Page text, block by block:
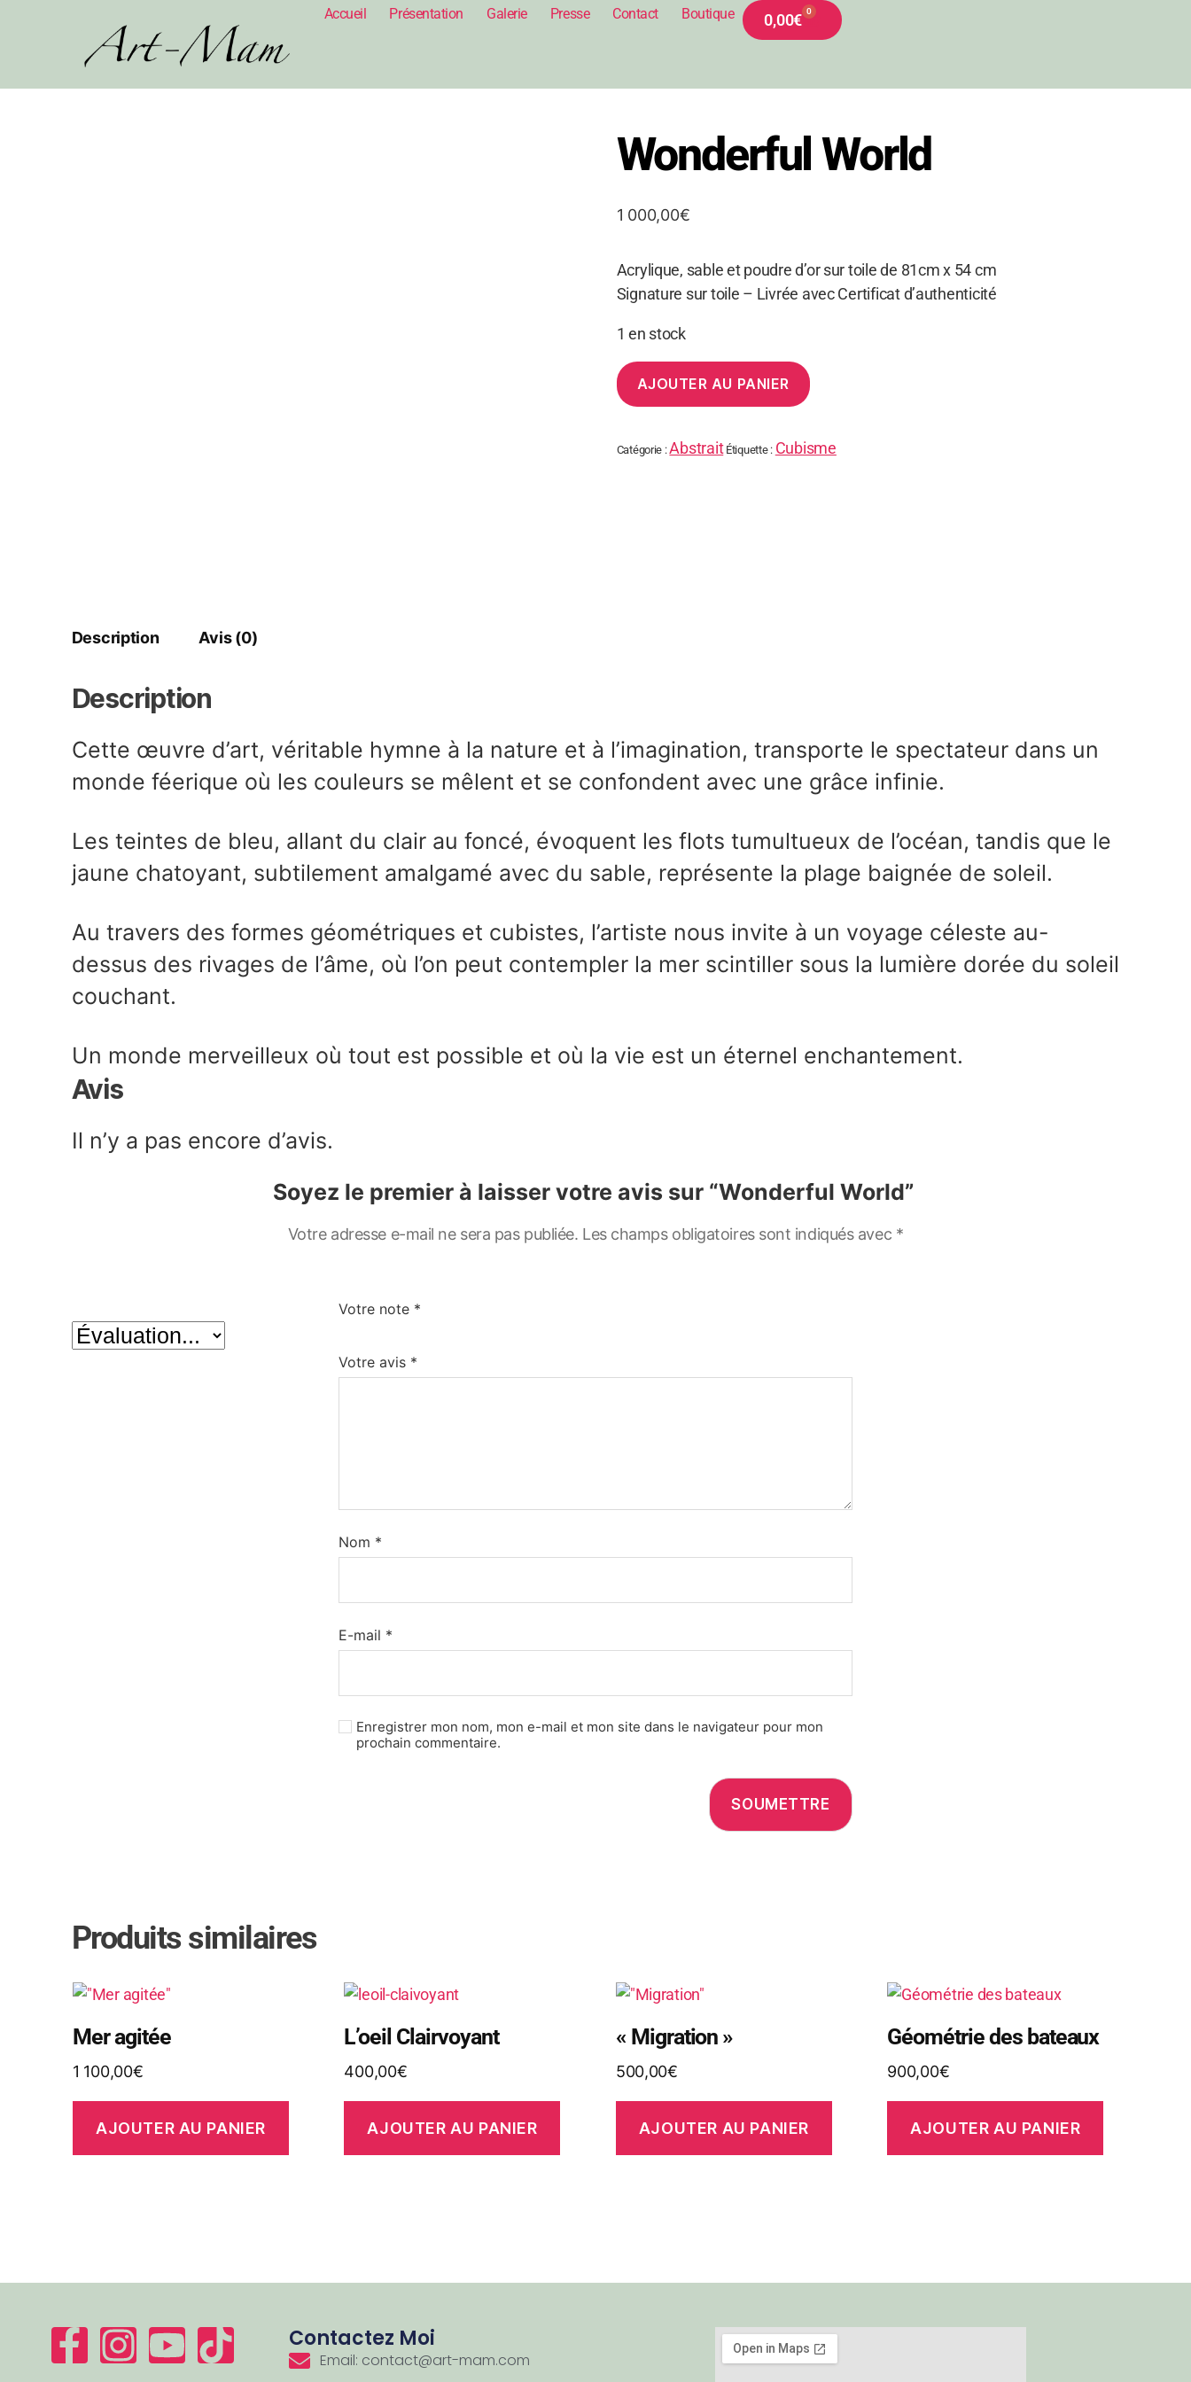
Accueil Présentation Galerie Presse Contact Boutique 0,00€ 0
Wonderful World
1 000,00€
Acrylique, sable et poudre d’or sur toile de 81cm x 54 cm
Signature sur toile – Livrée avec Certificat d’authenticité
1 en stock
AJOUTER AU PANIER
Catégorie :Abstrait Étiquette : Cubisme
Description Avis (0)
Description
Cette œuvre d’art, véritable hymne à la nature et à l’imagination, transporte le spectateur dans un
monde féerique où les couleurs se mêlent et se confondent avec une grâce infinie.
Les teintes de bleu, allant du clair au foncé, évoquent les flots tumultueux de l’océan, tandis que le
jaune chatoyant, subtilement amalgamé avec du sable, représente la plage baignée de soleil.
Au travers des formes géométriques et cubistes, l’artiste nous invite à un voyage céleste au-
dessus des rivages de l’âme, où l’on peut contempler la mer scintiller sous la lumière dorée du soleil
couchant.
Un monde merveilleux où tout est possible et où la vie est un éternel enchantement.
Avis
Il n’y a pas encore d’avis.
Soyez le premier à laisser votre avis sur “Wonderful World”
Votre adresse e-mail ne sera pas publiée. Les champs obligatoires sont indiqués avec *
Votre note *
Votre avis *
Nom *
E-mail *
Enregistrer mon nom, mon e-mail et mon site dans le navigateur pour mon
prochain commentaire.
Produits similaires
Mer agitée
1 100,00€
AJOUTER AU PANIER
L’oeil Clairvoyant
400,00€
AJOUTER AU PANIER
« Migration »
500,00€
AJOUTER AU PANIER
Géométrie des bateaux
900,00€
AJOUTER AU PANIER
Contactez Moi
Email: contact@art-mam.com